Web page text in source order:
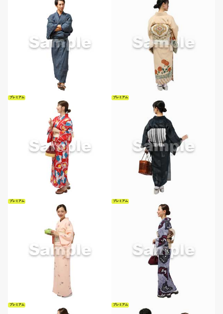
プレミアム プレミアム
プレミアム プレミアム
プレミアム プレミアム